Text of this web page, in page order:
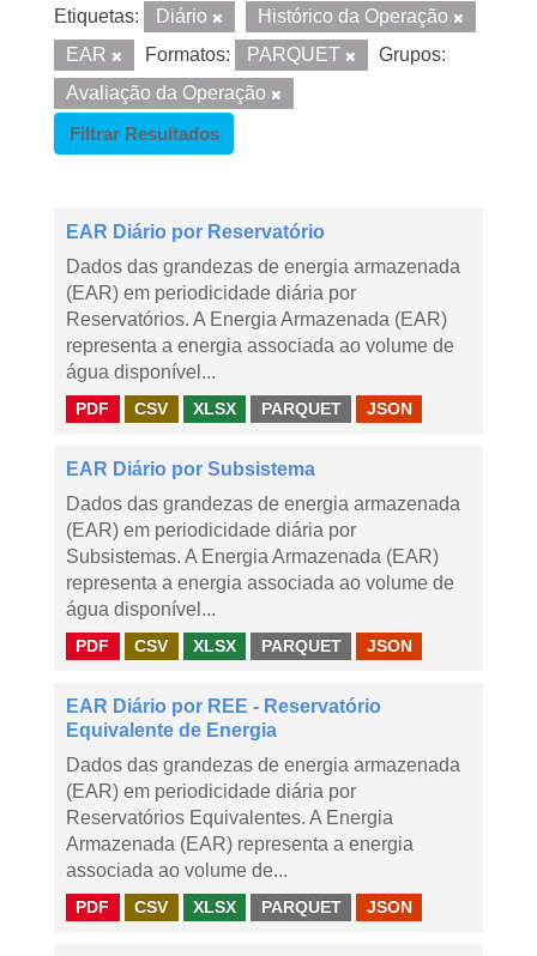
Etiquetas: Diário
Histórico da Operação
EAR
Formatos: PARQUET
Grupos:
Avaliação da Operação
Filtrar Resultados
EAR Diário por Reservatório
Dados das grandezas de energia armazenada
(EAR) em periodicidade diária por
Reservatórios. A Energia Armazenada (EAR)
representa a energia associada ao volume de
água disponível...
PDF CSV XLSX PARQUET JSON
EAR Diário por Subsistema
Dados das grandezas de energia armazenada
(EAR) em periodicidade diária por
Subsistemas. A Energia Armazenada (EAR)
representa a energia associada ao volume de
água disponível...
PDF CSV XLSX PARQUET JSON
EAR Diário por REE - Reservatório
Equivalente de Energia
Dados das grandezas de energia armazenada
(EAR) em periodicidade diária por
Reservatórios Equivalentes. A Energia
Armazenada (EAR) representa a energia
associada ao volume de...
PDF CSV XLSX PARQUET JSON